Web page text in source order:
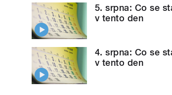
5. srpna: Co se
v tento den
4. srpna: Co se
v tento den